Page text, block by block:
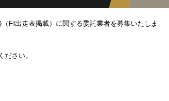
FI出走表掲載）に関する委託業者を募集いたしま
さい。